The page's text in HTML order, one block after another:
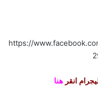
https://
انقر هنا